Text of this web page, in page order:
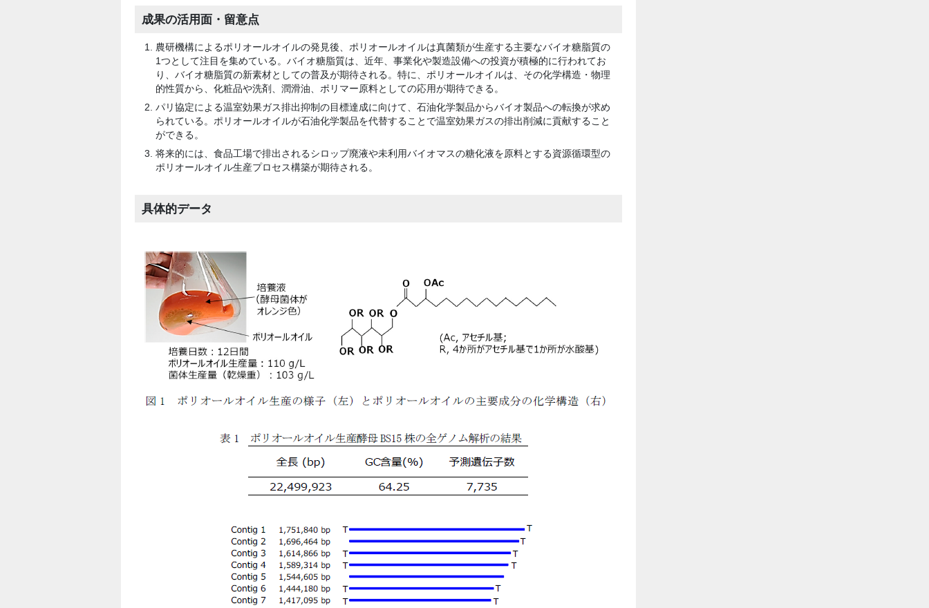
成果の活用面・留意点
農研機構によるポリオールオイルの発見後、ポリオールオイルは真菌類が生産する主要なバイオ糖脂質の
1つとして注目を集めている。バイオ糖脂質は、近年、事業化や製造設備への投資が積極的に行われてお
り、バイオ糖脂質の新素材としての普及が期待される。特に、ポリオールオイルは、その化学構造・物理
的性質から、化粧品や洗剤、潤滑油、ポリマー原料としての応用が期待できる。
パリ協定による温室効果ガス排出抑制の目標達成に向けて、石油化学製品からバイオ製品への転換が求め
られている。ポリオールオイルが石油化学製品を代替することで温室効果ガスの排出削減に貢献すること
ができる。
将来的には、食品工場で排出されるシロップ廃液や未利用バイオマスの糖化液を原料とする資源循環型の
ポリオールオイル生産プロセス構築が期待される。
具体的データ